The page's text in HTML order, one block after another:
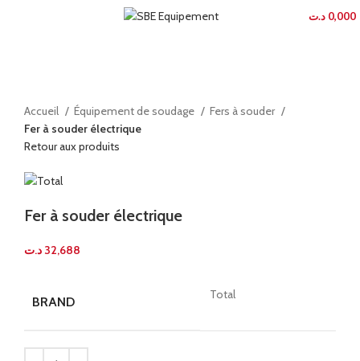
0,000 د.ت
Accueil
Équipement de soudage
Fers à souder
Fer à souder électrique
Retour aux produits
Fer à souder électrique
32,688 د.ت
BRAND Total